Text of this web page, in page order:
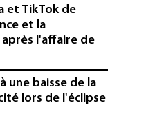
et TikTok de
et la
l'affaire de
une baisse de la
lors de l'éclipse